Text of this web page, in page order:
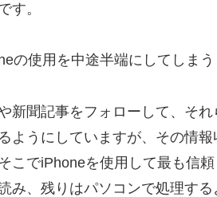
す。
使用を中途半端にしてしまう
新聞記事をフォローして、そ
ようにしていますが、その情
こでiPhoneを使用して最も信
み、残りはパソコンで処理す